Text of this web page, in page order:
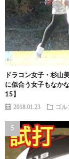
ドラコン女子・杉山
に似合う女子もなか
15】
2018.01.23 ゴル